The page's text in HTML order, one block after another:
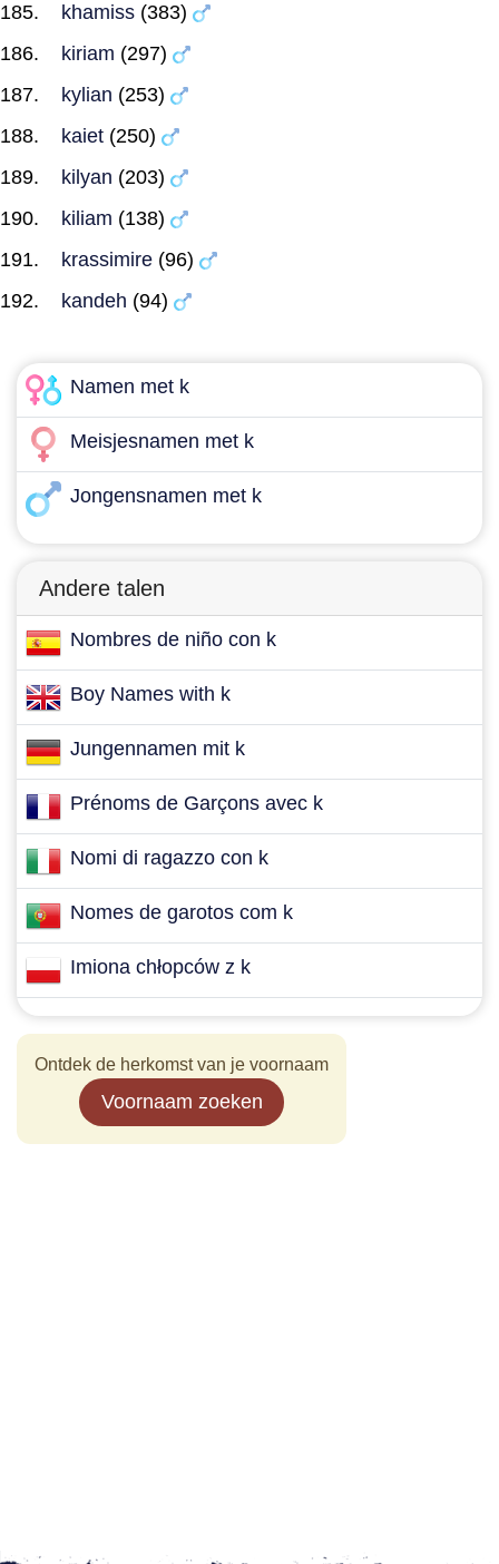
khamiss (383)
kiriam (297)
kylian (253)
kaiet (250)
kilyan (203)
kiliam (138)
krassimire (96)
kandeh (94)
Namen met k
Meisjesnamen met k
Jongensnamen met k
Andere talen
Nombres de niño con k
Boy Names with k
Jungennamen mit k
Prénoms de Garçons avec k
Nomi di ragazzo con k
Nomes de garotos com k
Imiona chłopców z k
Ontdek de herkomst van je voornaam
Voornaam zoeken